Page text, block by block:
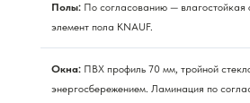
Полы: По согласованию —
элемент пола KNAUF.
Окна: ПВХ профиль 70 мм, тройной
энергосбережением. Ламинация по